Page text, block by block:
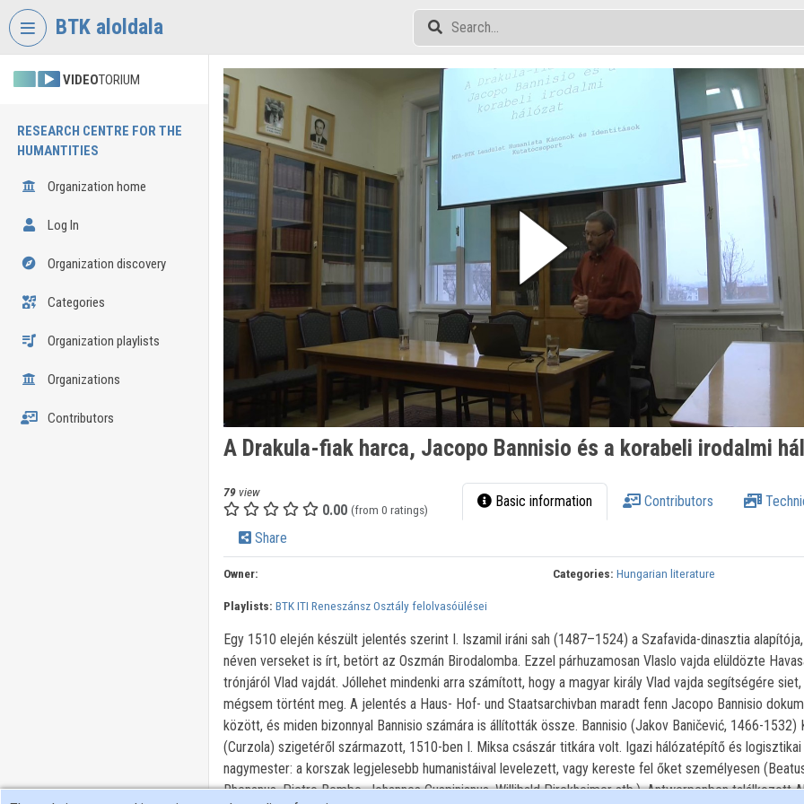
Skip header
BTK aloldala
VIDEOTORIUM
RESEARCH CENTRE FOR THE
HUMANTITIES
Organization home
Log In
Organization discovery
Categories
Organization playlists
Organizations
Contributors
A Drakula-fiak harca, Jacopo Bannisio és a korabeli irodalmi
79view
0.00 (from 0 ratings) Basic information Contributors
Share
Owner: Categories: Hungarian literature
Playlists: BTK ITI Reneszánsz Osztály felolvasóülései
Egy 1510 elején készült jelentés szerint I. Iszamil iráni sah (1487–1524) a Szafavida-dinasztia
néven verseket is írt, betört az Oszmán Birodalomba. Ezzel párhuzamosan Vlaslo vajda elüldözte
trónjáról Vlad vajdát. Jóllehet mindenki arra számított, hogy a magyar király Vlad vajda segítségére
mégsem történt meg. A jelentés a Haus- Hof- und Staatsarchivban maradt fenn Jacopo Bannisio
között, és miden bizonnyal Bannisio számára is állították össze. Bannisio (Jakov Baničević, 1466-1532)
(Curzola) szigetéről származott, 1510-ben I. Miksa császár titkára volt. Igazi hálózatépítő és logisztikai
nagymester: a korszak legjelesebb humanistáival levelezett, vagy kereste fel őket személyesen
Rhenanus, Pietro Bembo, Johannes Cuspinianus, Willibald Pirckheimer stb.). Antwerpenben találkozott